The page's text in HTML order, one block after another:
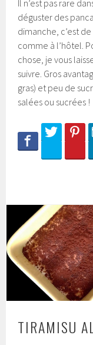
Il n’est pas rare
déguster des
dimanche, c’est
comme à l’hôtel.
chose, je vous
suivre. Gros
gras) et peu de
salées ou sucrées !
TIRAMISU